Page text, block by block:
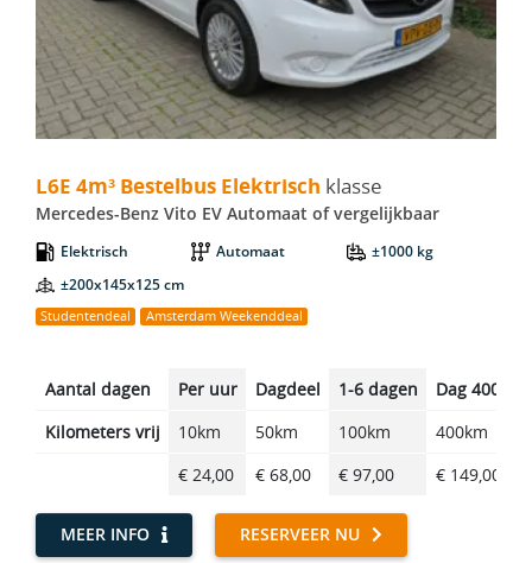
L6E 4m³ Bestelbus Elektrisch klasse
Mercedes-Benz Vito EV Automaat of vergelijkbaar
Elektrisch Automaat
±1000 kg
±200x145x125 cm
Studentendeal Amsterdam Weekenddeal
Aantal dagen Per uur Dagdeel 1-6 dagen
Dag 400km
Kilometers vrij
10km 50km 100km
400km
€ 24,00
€ 68,00 € 97,00 € 149,00
MEER INFO RESERVEER NU